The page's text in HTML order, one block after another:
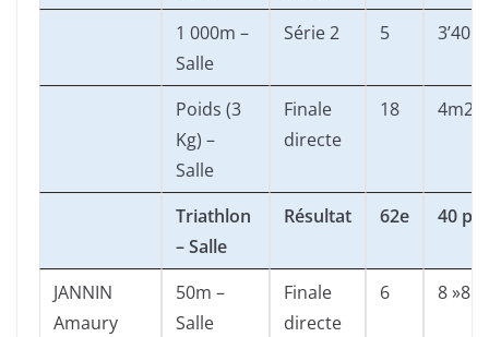
1 000m –
Salle
Série 2 5 3’40
Poids (3
Kg) –
Salle
Finale
directe
18 4m28
Triathlon
– Salle
Résultat 62e 40 pts
JANNIN
Amaury
50m –
Salle
Finale
directe
6 8 »81